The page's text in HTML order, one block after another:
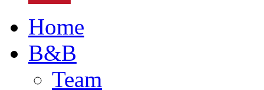
Home
B&B
Team